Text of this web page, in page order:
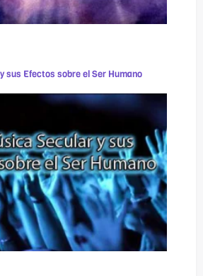
sus Efectos sobre el Ser Humano